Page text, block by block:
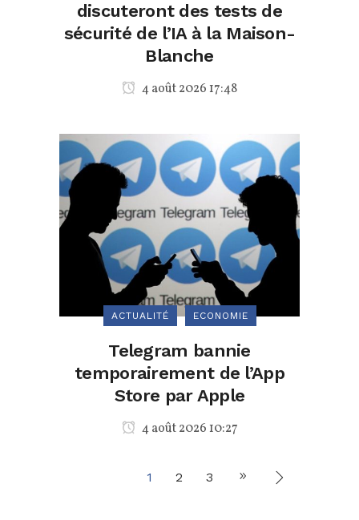
discuteront des tests de
sécurité de l’IA à la Maison-
Blanche
4 août 2026 17:48
ACTUALITÉ ECONOMIE
Telegram bannie
temporairement de l’App
Store par Apple
4 août 2026 10:27
1 2 3